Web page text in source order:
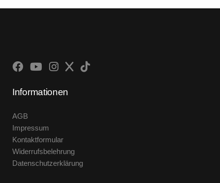
Informationen
AGB
Impressum
Kontaktformular
Widerrufsbelehrung
Datenschutzerklärung